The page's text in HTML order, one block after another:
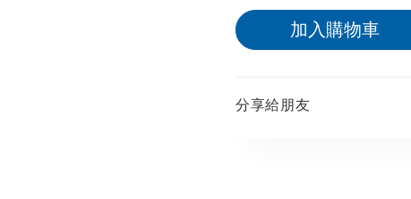
加入購物車
分享給朋友​